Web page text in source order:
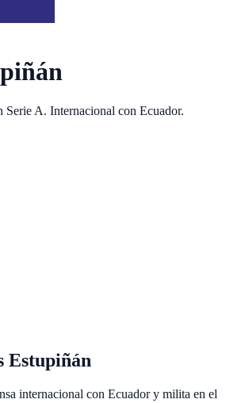
Serie A. Internacional con Ecuador.
Estupiñán
internacional con Ecuador y milita en el